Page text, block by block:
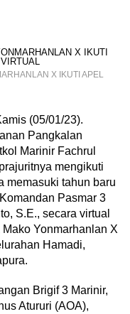
X IKUTI APEL
(05/01/23).
Pangkalan
Marinir Fachrul
mengikuti
memasuki tahun baru
Pasmar 3
S.E., secara virtual
Yonmarhanlan X
Hamadi,
Brigif 3 Marinir,
Atururi (AOA),